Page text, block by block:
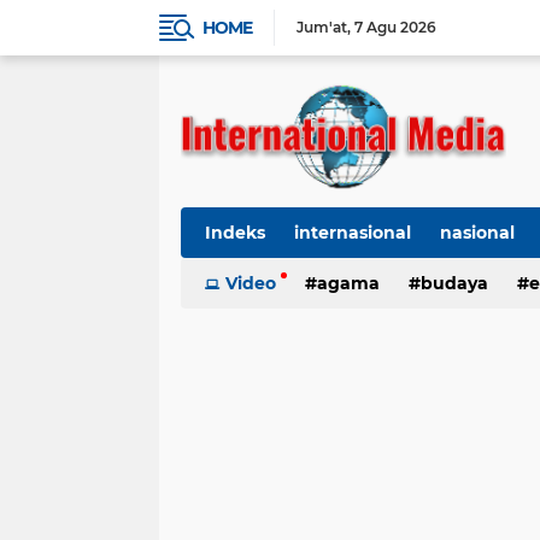
HOME Jum'at 7 Agu 2026
Indeks internasional nasional
Ekbis TNI-Polri Organisasi
Video agama budaya